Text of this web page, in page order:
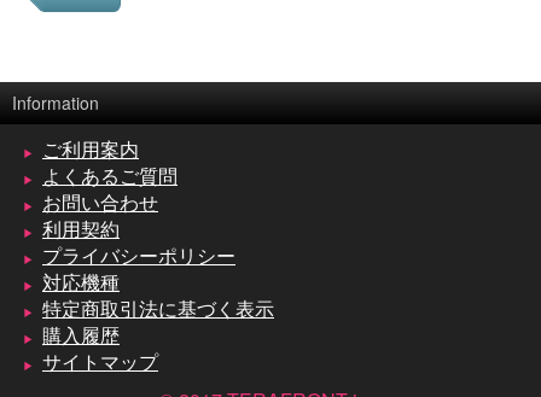
Information
ご利用案内
よくあるご質問
お問い合わせ
利用契約
プライバシーポリシー
対応機種
特定商取引法に基づく表示
購入履歴
サイトマップ